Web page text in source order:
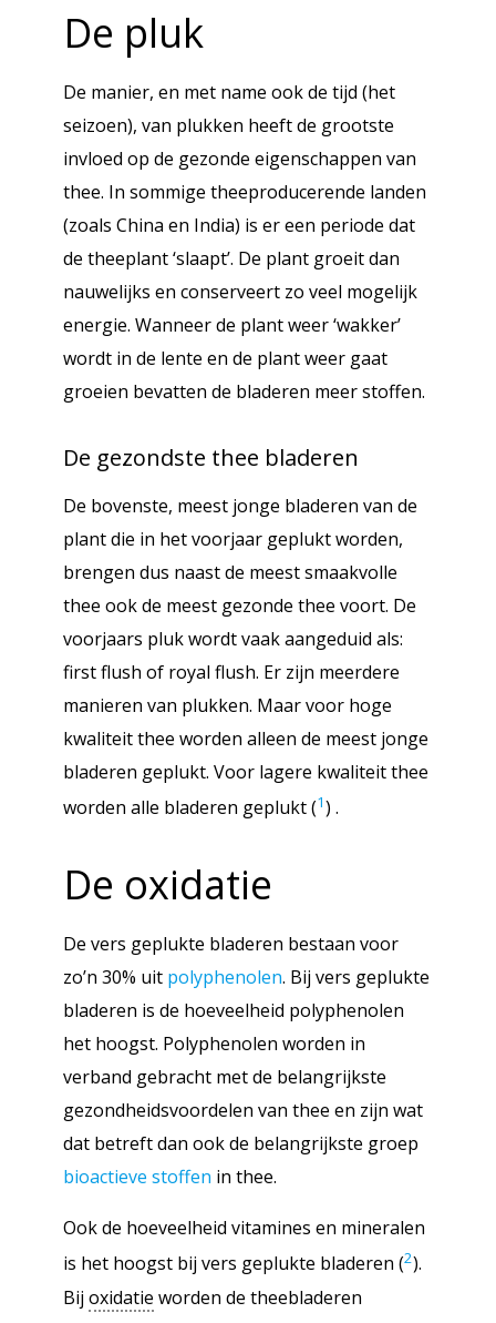
De pluk
De manier, en met name ook de tijd (het
seizoen), van plukken heeft de grootste
invloed op de gezonde eigenschappen van
thee. In sommige theeproducerende landen
(zoals China en India) is er een periode dat
de theeplant ‘slaapt’. De plant groeit dan
nauwelijks en conserveert zo veel mogelijk
energie. Wanneer de plant weer ‘wakker’
wordt in de lente en de plant weer gaat
groeien bevatten de bladeren meer stoffen.
De gezondste thee bladeren
De bovenste, meest jonge bladeren van de
plant die in het voorjaar geplukt worden,
brengen dus naast de meest smaakvolle
thee ook de meest gezonde thee voort. De
voorjaars pluk wordt vaak aangeduid als:
first flush of royal flush. Er zijn meerdere
manieren van plukken. Maar voor hoge
kwaliteit thee worden alleen de meest jonge
bladeren geplukt. Voor lagere kwaliteit thee
worden alle bladeren geplukt (1) .
De oxidatie
De vers geplukte bladeren bestaan voor
zo’n 30% uit polyphenolen. Bij vers geplukte
bladeren is de hoeveelheid polyphenolen
het hoogst. Polyphenolen worden in
verband gebracht met de belangrijkste
gezondheidsvoordelen van thee en zijn wat
dat betreft dan ook de belangrijkste groep
bioactieve stoffen in thee.
Ook de hoeveelheid vitamines en mineralen
is het hoogst bij vers geplukte bladeren (2).
Bij oxidatie worden de theebladeren